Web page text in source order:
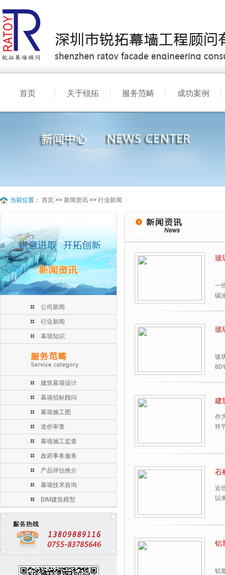
首页 关于锐拓 服务范畴 成功案例
当前位置： 首页 >> 新闻资讯 >> 行业新闻
公司新闻
行业新闻
幕墙知识
建筑幕墙设计
幕墙招标顾问
幕墙施工图
造价审查
幕墙施工监查
政府事务服务
产品评估推介
幕墙技术咨询
BIM建筑模型
玻
一
碳
玻
玻
建
作
环
石
近
以
铝
铝